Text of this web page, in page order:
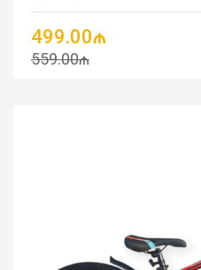
499.00₼
559.00₼